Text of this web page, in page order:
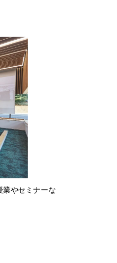
業やセミナーな